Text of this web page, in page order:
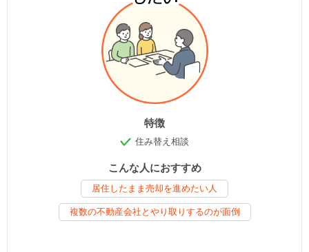
特徴
住み替え相談
こんな人におすすめ
居住したまま売却を進めたい人
複数の不動産会社とやり取りするのが面倒